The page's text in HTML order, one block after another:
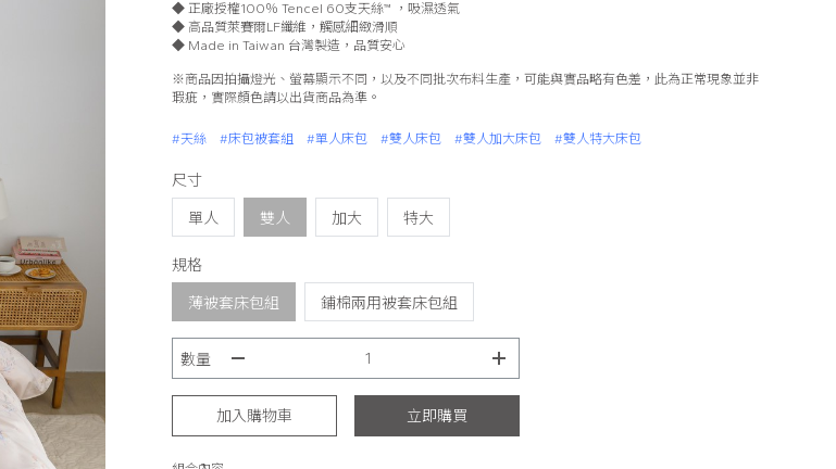
◆ 正廠授權100％ Tencel 60支天絲™ ，吸濕透氣
◆ 高品質萊賽爾LF纖維，觸感細緻滑順
◆ Made in Taiwan 台灣製造，品質安心
※商品因拍攝燈光、螢幕顯示不同，以及不同批次布料生產，可能與實品略有色差，此為正常現象並非
瑕疵，實際顏色請以出貨商品為準。
#天絲 #床包被套組 #單人床包 #雙人床包 #雙人加大床包 #雙人特大床包
尺寸
單人 雙人 加大 特大
規格
薄被套床包組 鋪棉兩用被套床包組
數量
加入購物車 立即購買